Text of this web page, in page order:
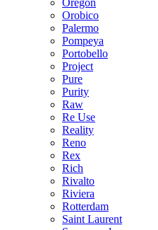
Oregon
Orobico
Palermo
Pompeya
Portobello
Project
Pure
Purity
Raw
Re Use
Reality
Reno
Rex
Rich
Rivalto
Riviera
Rotterdam
Saint Laurent